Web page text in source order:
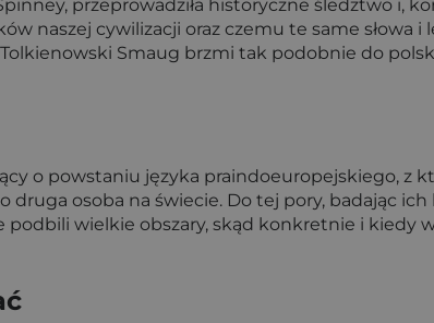
przeprowadziła historyczne śledztwo i,
naszej cywilizacji oraz czemu te same słowa
Smaug brzmi tak podobnie do
o powstaniu języka praindoeuropejskiego, z
osoba na świecie. Do tej pory, badając
wielkie obszary, skąd konkretnie i kiedy